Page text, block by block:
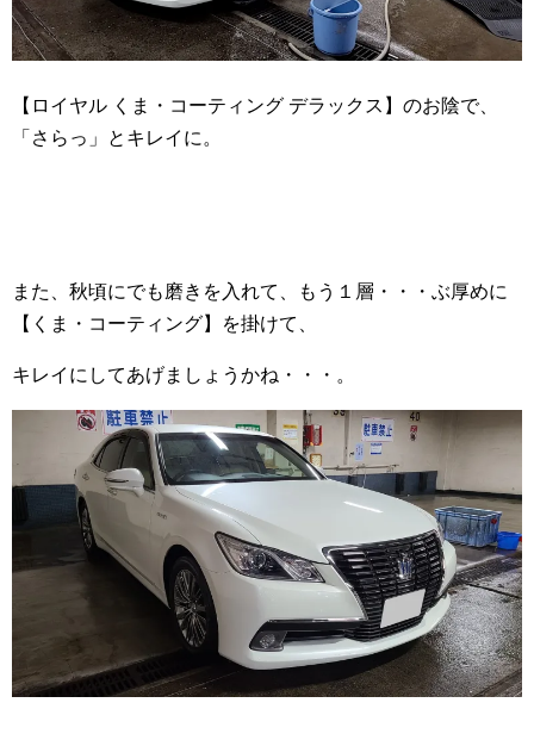
【ロイヤル くま・コーティング デラックス】のお陰で、
「さらっ」とキレイに。
また、秋頃にでも磨きを入れて、もう１層・・・ぶ厚めに
【くま・コーティング】を掛けて、
キレイにしてあげましょうかね・・・。